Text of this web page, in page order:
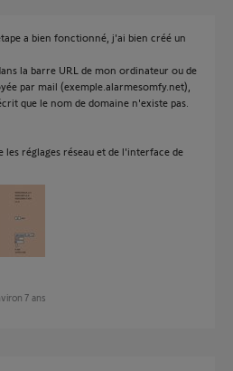
a bien fonctionné, j'ai bien créé un
la barre URL de mon ordinateur ou de
par mail (exemple.alarmesomfy.net),
que le nom de domaine n'existe pas.
les réglages réseau et de l'interface de
7 ans